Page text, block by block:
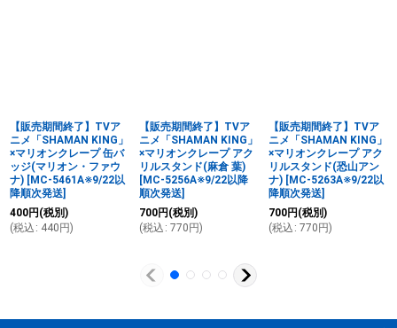
【販売期間終了】TVア
ニメ「SHAMAN KING」
×マリオンクレープ 缶バ
ッジ(マリオン・ファウ
ナ) [MC-5461A※9/22以
降順次発送]
400円 (税別)
(税込 : 440 円)
【販売期間終了】TVア
ニメ「SHAMAN KING」
×マリオンクレープ アク
リルスタンド(麻倉 葉)
[MC-5256A※9/22以降
順次発送]
700円 (税別)
(税込 : 770 円)
【販売期間終了】TVア
ニメ「SHAMAN KING」
×マリオンクレープ アク
リルスタンド(恐山アン
ナ) [MC-5263A※9/22以
降順次発送]
700円 (税別)
(税込 : 770 円)